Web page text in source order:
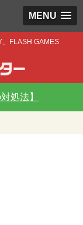
MENU
FLASH GAMES
処法】